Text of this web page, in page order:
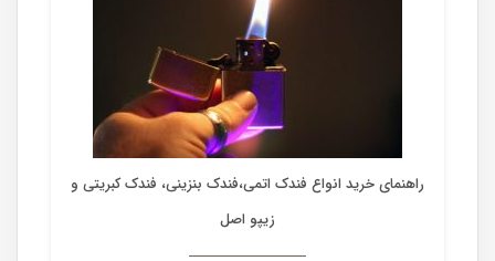
راهنمای خرید انواع فندک اتمی،فندک بنزینی، فندک کبریتی و
زیپو اصل